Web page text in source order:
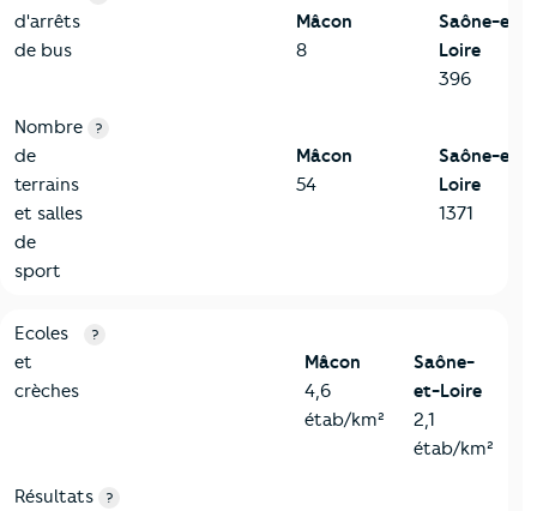
d'arrêts
de bus
Mâcon
8
Saône-et-
Loire
396
Nombre
de
terrains
et salles
de
sport
?
Mâcon
54
Saône-et-
Loire
1371
4-Education
Critères
Ecoles
et
crèches
?
Mâcon
4,6
étab/km²
Saône-
et-Loire
2,1
étab/km²
Résultats
?